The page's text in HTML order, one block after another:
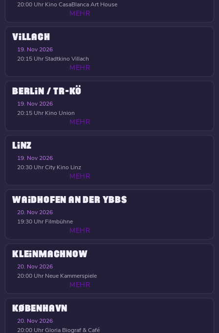
20:00 Uhr Kino CasaBlanca Art House
MEHR
VILLACH
19. Nov 2026
20:15 UhrStadtkino Villach
MEHR
BERLIN / TR-KÖ
19. Nov 2026
20:15 Uhr Kino Union
MEHR
LINZ
19. Nov 2026
20:30 UhrCity Kino Linz
MEHR
WAIDHOFEN AN DER YBBS
20. Nov 2026
19:30 Uhr Filmbühne
MEHR
KLEINMACHNOW
20. Nov 2026
20:00 Uhr Neue Kammerspiele
MEHR
KØBENHAVN
20. Nov 2026
20:00 UhrGloria Biograf & Café